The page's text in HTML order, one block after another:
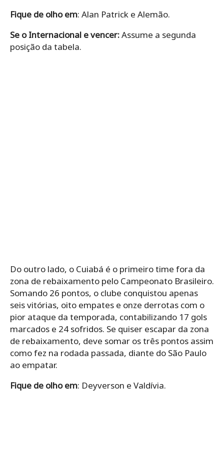
Fique de olho em: Alan Patrick e Alemão.
Se o Internacional e vencer:Assume a segunda
posição da tabela.
Do outro lado, o Cuiabá é o primeiro time fora da
zona de rebaixamento pelo Campeonato Brasileiro.
Somando 26 pontos, o clube conquistou apenas
seis vitórias, oito empates e onze derrotas com o
pior ataque da temporada, contabilizando 17 gols
marcados e 24 sofridos. Se quiser escapar da zona
de rebaixamento, deve somar os três pontos assim
como fez na rodada passada, diante do São Paulo
ao empatar.
Fique de olho em: Deyverson e Valdívia.